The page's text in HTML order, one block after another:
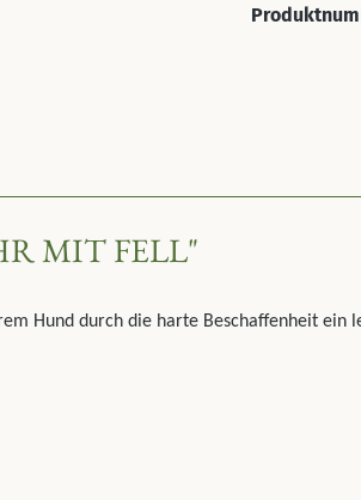
MIT FELL"
Hund durch die harte Beschaffenheit ein